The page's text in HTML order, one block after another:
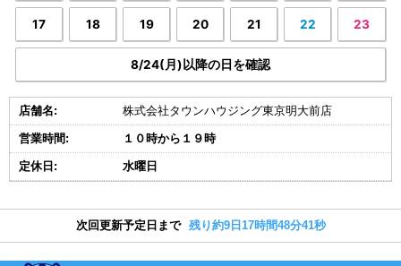
17 18 19 20 21 22 23
8/24(月)以降の日を確認
店舗名: 株式会社タウンハウジング東京明大前店
営業時間: １０時から１９時
定休日: 水曜日
次回更新予定日まで 残り約9日17時間48分41秒